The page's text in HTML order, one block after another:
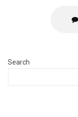
Search